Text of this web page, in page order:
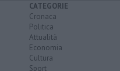
CATEGORIE
Cronaca
Politica
Attualità
Economia
Cultura
Sport